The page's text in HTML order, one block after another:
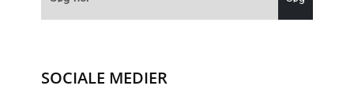
SOCIALE MEDIER